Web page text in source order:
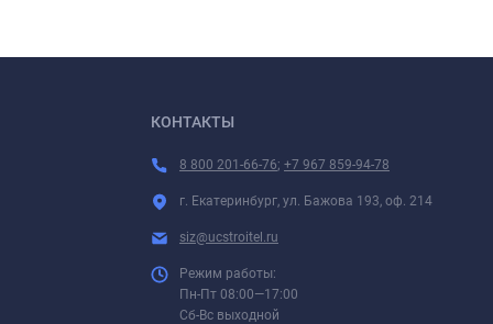
КОНТАКТЫ
8 800 201-66-76; +7 967 859-94-78
г. Екатеринбург, ул. Бажова 193, оф. 214
siz@ucstroitel.ru
Режим работы:
Пн-Пт 08:00—17:00
Сб-Вс выходной